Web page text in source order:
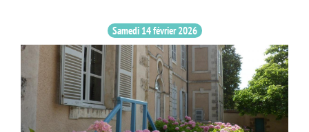
Samedi 14 février 2026